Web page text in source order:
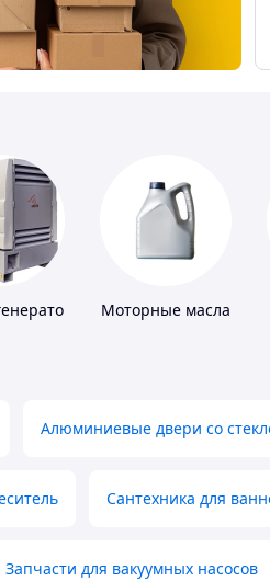
Моторные масла
Алюминиевые двери со
Сантехника для
Запчасти для вакуумных насосов